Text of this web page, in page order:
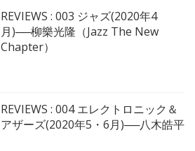
REVIEWS : 003 ジャズ(2020年4
月)──柳樂光隆（Jazz The New
Chapter）
REVIEWS : 004 エレクトロニック＆
アザーズ(2020年5・6月)──八木皓平